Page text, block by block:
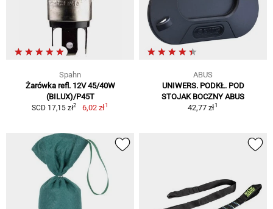
Spahn
Żarówka refl. 12V 45/40W
(BILUX)/P45T
SCD 17,15 zł2 6,02 zł1
ABUS
UNIWERS. PODKŁ. POD
STOJAK BOCZNY ABUS
42,77 zł1